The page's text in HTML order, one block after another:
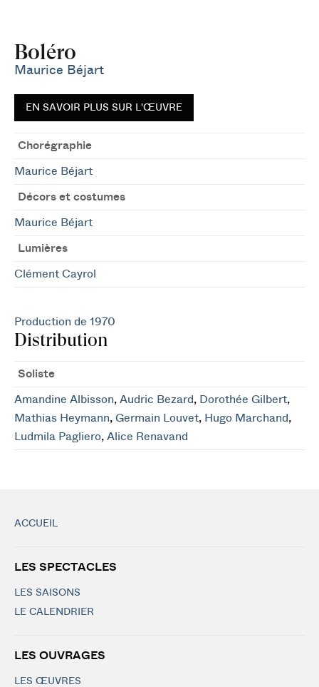
Boléro
Maurice Béjart
EN SAVOIR PLUS SUR L'ŒUVRE
Chorégraphie
Maurice Béjart
Décors et costumes
Maurice Béjart
Lumières
Clément Cayrol
Production de 1970
Distribution
Soliste
Amandine Albisson, Audric Bezard, Dorothée Gilbert,
Mathias Heymann, Germain Louvet, Hugo Marchand,
Ludmila Pagliero, Alice Renavand
ACCUEIL
LES SPECTACLES
LES SAISONS
LE CALENDRIER
LES OUVRAGES
LES ŒUVRES